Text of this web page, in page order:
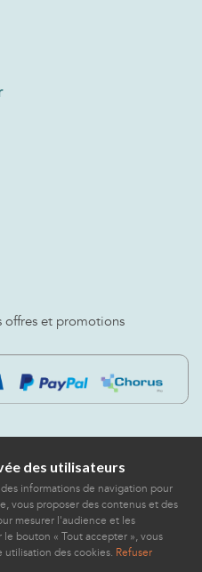
offres et promotions
MEDICAL
des utilisateurs
informations de navigation pour
vous proposer des contenus et des
mesurer l'audience et les
bouton « Tout accepter », vous
des cookies. Refuser